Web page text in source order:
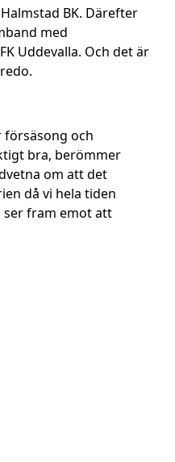
BK. Därefter
med
Uddevalla. Och det är
försäsong och
bra, berömmer
om att det
då vi hela tiden
ser fram emot att